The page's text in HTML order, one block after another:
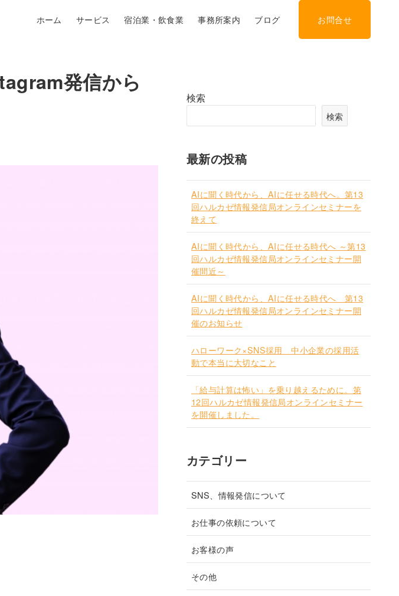
ホーム サービス 宿泊業・飲食業 事務所案内 ブログ お問合せ
発信から
検索
検索
最新の投稿
AIに聞く時代から、AIに任せる時代へ。第13
回ハルカゼ情報発信局オンラインセミナーを
終えて
AIに聞く時代から、AIに任せる時代へ ～第13
回ハルカゼ情報発信局オンラインセミナー開
催間近～
AIに聞く時代から、AIに任せる時代へ 第13
回ハルカゼ情報発信局オンラインセミナー開
催のお知らせ
ハローワーク×SNS採用 中小企業の採用活
動で本当に大切なこと
「給与計算は怖い」を乗り越えるために。第
12回ハルカゼ情報発信局オンラインセミナー
を開催しました。
カテゴリー
SNS、情報発信について
お仕事の依頼について
お客様の声
その他